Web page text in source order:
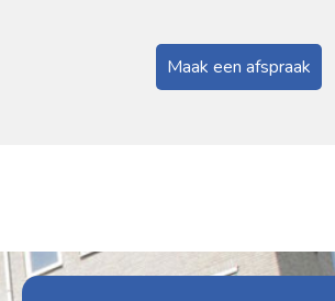
Maak een afspraak